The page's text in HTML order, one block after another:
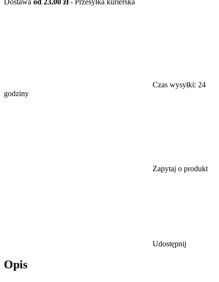
Czas wysyłki: 24
godziny
Zapytaj o produkt
Udostępnij
Opis